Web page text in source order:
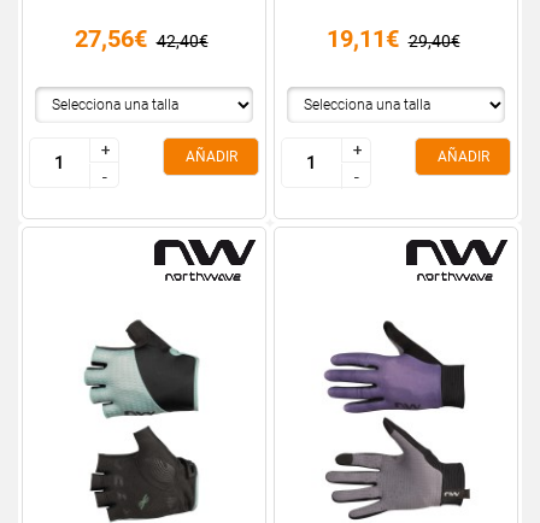
27,56€ 42,40€
+
-
+
-
AÑADIR
19,11€ 29,40€
+
-
+
-
AÑADIR